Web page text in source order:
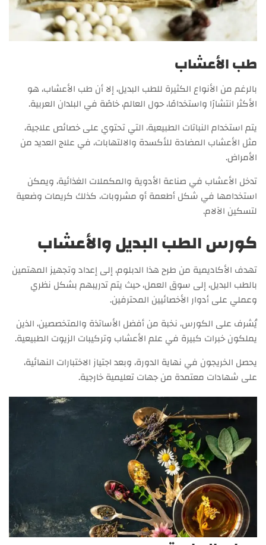
طب الأعشاب
بالرغم من الأنواع الكثيرة للطب البديل، إلا أن طب الأعشاب، هو
الأكثر انتشارًا واستخدامًا، حول العالم، خاصًة في البلدان العربية.
يتم استخدام النباتات الطبيعية، التي تحتوي على خصائص علاجية،
مثل الأعشاب المضادة للأكسدة والالتهابات، في علاج العديد من
الأمراض.
تدخل الأعشاب في صناعة الأدوية والمكملات الغذائية، ويمكن
استخدامها في شكل أطعمة أو مشروبات، كذلك كريمات وضعية
لتسكين الآلام.
كورس الطب البديل والأعشاب
تهدف الأكاديمية من طرح هذا الدبلوم، إلى إعداد وتجهيز المهتمين
بالطب البديل، إلى سوق العمل، حيث يتم تدريبهم بشكل نظري
وعملي على أدوار الأخصائيين المحترفين.
يُشرف على الكورس، نخبة من أفضل الأساتذة والمتخصصين، الذين
يملكون خبرات كبيرة في علم الأعشاب وتركيبات الزيوت الطبيعية.
يحصل الخريجون في نهاية الدورة، وبعد اجتياز الاختبارات النهائية،
على شهادات معتمدة من جهات تعليمية خارجية.